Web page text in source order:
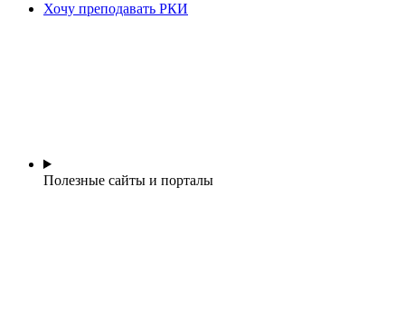
Хочу преподавать РКИ
Полезные сайты и порталы